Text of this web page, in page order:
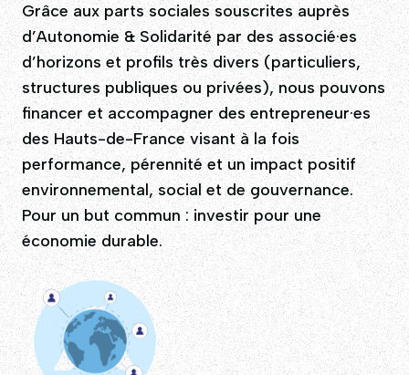
Grâce aux parts sociales souscrites auprès
d’Autonomie & Solidarité par des associé·es
d’horizons et profils très divers (particuliers,
structures publiques ou privées), nous pouvons
financer et accompagner des entrepreneur·es
des Hauts-de-France visant à la fois
performance, pérennité et un impact positif
environnemental, social et de gouvernance.
Pour un but commun : investir pour une
économie durable.